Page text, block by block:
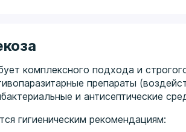
комплексного подхода и
препараты
и антисептические
гигиеническим рекомендациям: